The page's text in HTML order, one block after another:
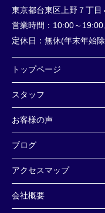
東京都台東区上野７丁
営業時間： 10:00～
定休日： 無休(年末年始
トップページ
スタッフ
お客様の声
ブログ
アクセスマップ
会社概要